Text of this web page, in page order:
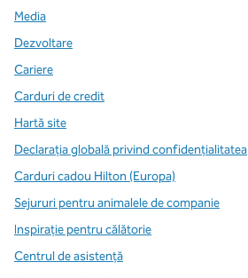
Media
Dezvoltare
Cariere
Carduri de credit
Hartă site
Declarația globală privind confidenţialitatea
Carduri cadou Hilton (Europa)
Sejururi pentru animalele de companie
Inspirație pentru călătorie
Centrul de asistență